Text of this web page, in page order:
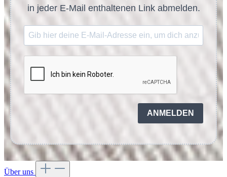
in jeder E-Mail enthaltenen Link abmelden.
ANMELDEN
Über uns